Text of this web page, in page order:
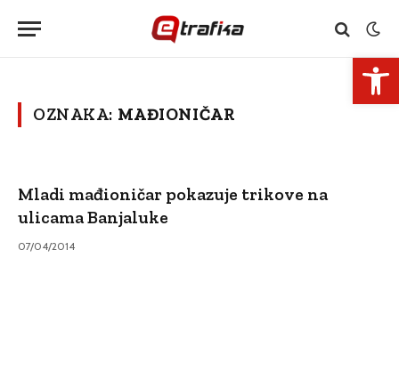
OZNAKA: MAĐIONIČAR
Mladi mađioničar pokazuje trikove na
ulicama Banjaluke
07/04/2014